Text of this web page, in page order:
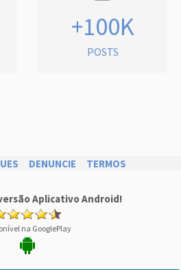
+100K
POSTS
DENUNCIE TERMOS
Aplicativo Android!
na GooglePlay